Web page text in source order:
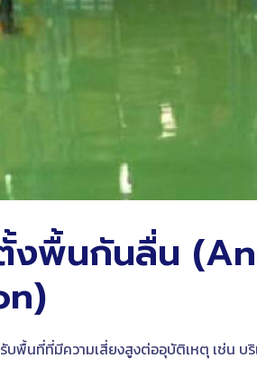
งพื้นกันลื่น
นที่ที่มีความเสี่ยงสูงต่ออุบัติเหตุ เช่น บริ